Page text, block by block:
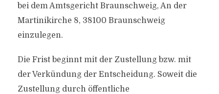
bei dem Amtsgericht Braunschweig, An der
Martinikirche 8, 38100 Braunschweig
einzulegen.
Die Frist beginnt mit der Zustellung bzw. mit
der Verkündung der Entscheidung. Soweit die
Zustellung durch öffentliche